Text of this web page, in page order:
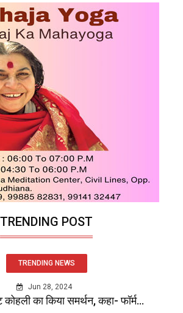
TRENDING POST
TRENDING NEWS
Jun 28, 2024
कोहली का किया समर्थन, कहा- फॉर्म...